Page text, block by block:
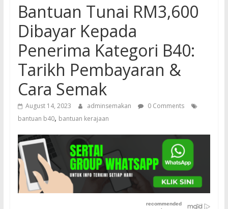
Bantuan Tunai RM3,600
Dibayar Kepada
Penerima Kategori B40:
Tarikh Pembayaran &
Cara Semak
August 14, 2023 adminsemakan
0 Comments
bantuan b40, bantuan kerajaan